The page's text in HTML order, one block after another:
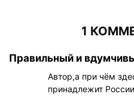
1
Правильный и
Автор,а при чём
принадлежит